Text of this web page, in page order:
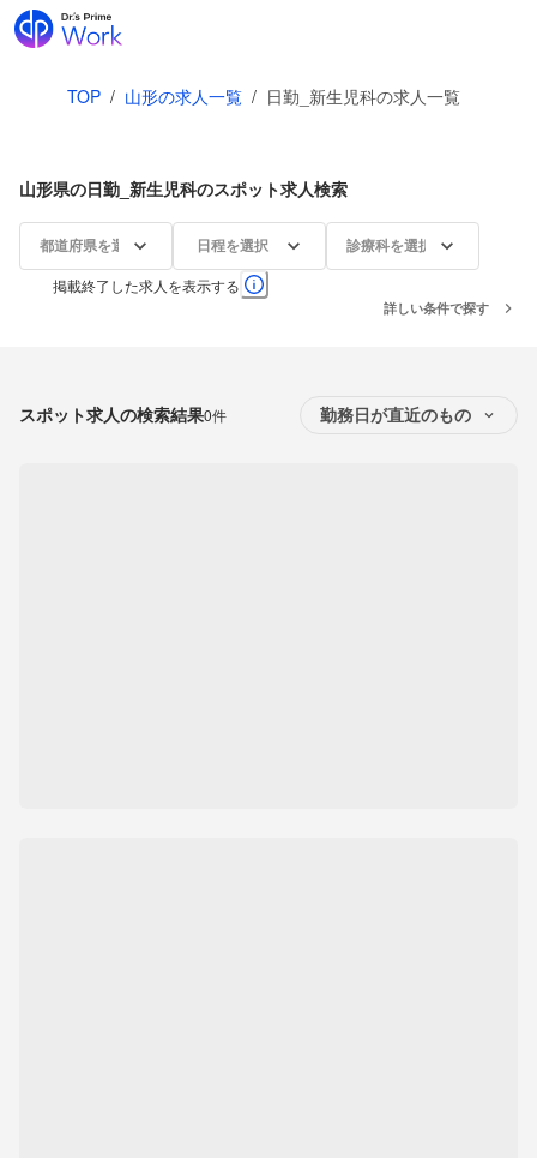
TOP / 山形の求人一覧 / 日勤_新生児科の求人一覧
山形県の日勤_新生児科のスポット求人検索
都道府県を選択 日程を選択 診療科を選択
掲載終了した求人を表示する
詳しい条件で探す
スポット求人の検索結果0件 勤務日が直近のもの